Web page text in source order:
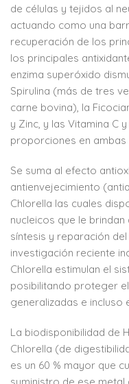
de células y tejidos al
actuando como una
recuperación de los
los principales
enzima superóxido
Spirulina (más de tres
carne bovina), la
y Zinc, y las Vitamina C
proporciones en ambas
Se suma al efecto
antienvejecimiento
Chlorella las cuales
nucleicos que le
síntesis y reparación
investigación reciente
Chlorella estimulan el
posibilitando proteger
generalizadas e incluso
La biodisponibilidad de
Chlorella (de
es un 60 % mayor que